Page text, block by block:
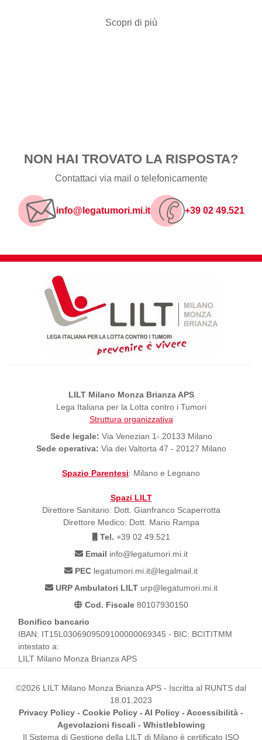
Scopri di più
NON HAI TROVATO LA RISPOSTA?
Contattaci via mail o telefonicamente
info@legatumori.mi.it +39 02 49.521
LILT Milano Monza Brianza APS
Lega Italiana per la Lotta contro i Tumori
Struttura organizzativa
Sede legale: Via Venezian 1- 20133 Milano
Sede operativa: Via dei Valtorta 47 - 20127 Milano
Spazio Parentesi: Milano e Legnano
Spazi LILT
Direttore Sanitario: Dott. Gianfranco Scaperrotta
Direttore Medico: Dott. Mario Rampa
Tel. +39 02 49.521
Email info@legatumori.mi.it
PEC legatumori.mi.it@legalmail.it
URP Ambulatori LILTurp@legatumori.mi.it
Cod. Fiscale80107930150
Bonifico bancario
IBAN: IT15L0306909509100000069345 - BIC: BCITITMM
intestato a:
LILT Milano Monza Brianza APS
©2026 LILT Milano Monza Brianza APS - Iscritta al RUNTS dal
18.01.2023
Privacy Policy - Cookie Policy - AI Policy - Accessibilità -
Agevolazioni fiscali - Whistleblowing
Il Sistema di Gestione della LILT di Milano è certificato ISO